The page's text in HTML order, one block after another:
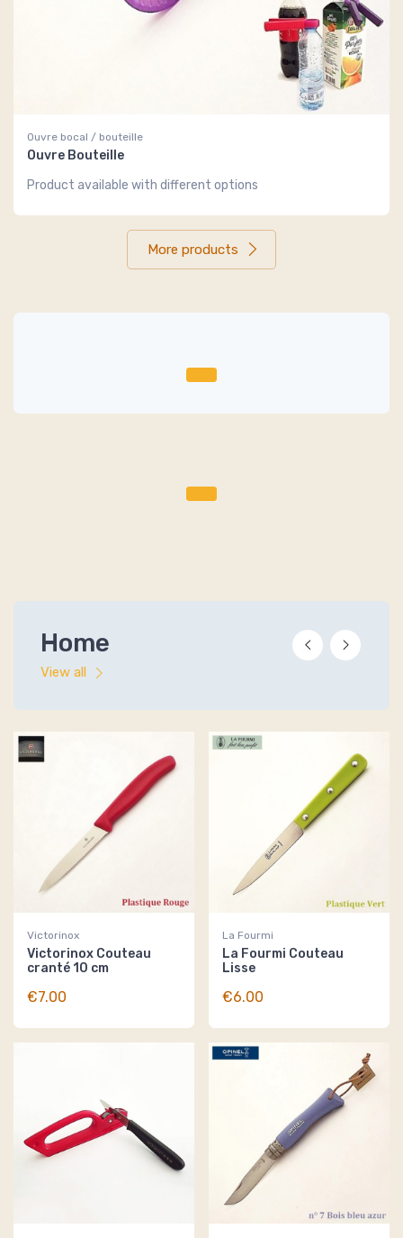
Ouvre bocal / bouteille
Ouvre Bouteille
Product available with different options
More products
Home
View all
Victorinox
Victorinox Couteau
cranté 10 cm
€7.00
La Fourmi
La Fourmi Couteau
Lisse
€6.00